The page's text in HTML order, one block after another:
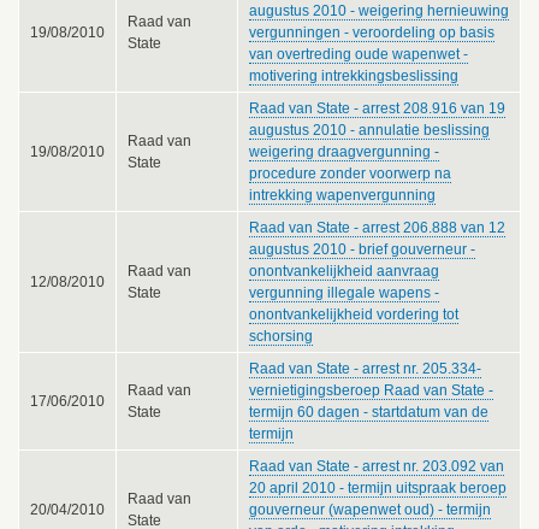
19/08/2010
Raad van
State
augustus 2010 - weigering hernieuwing
vergunningen - veroordeling op basis
van overtreding oude wapenwet -
motivering intrekkingsbeslissing
19/08/2010
Raad van
State
Raad van State - arrest 208.916 van 19
augustus 2010 - annulatie beslissing
weigering draagvergunning -
procedure zonder voorwerp na
intrekking wapenvergunning
12/08/2010
Raad van
State
Raad van State - arrest 206.888 van 12
augustus 2010 - brief gouverneur -
onontvankelijkheid aanvraag
vergunning illegale wapens -
onontvankelijkheid vordering tot
schorsing
17/06/2010
Raad van
State
Raad van State - arrest nr. 205.334-
vernietigingsberoep Raad van State -
termijn 60 dagen - startdatum van de
termijn
20/04/2010
Raad van
State
Raad van State - arrest nr. 203.092 van
20 april 2010 - termijn uitspraak beroep
gouverneur (wapenwet oud) - termijn